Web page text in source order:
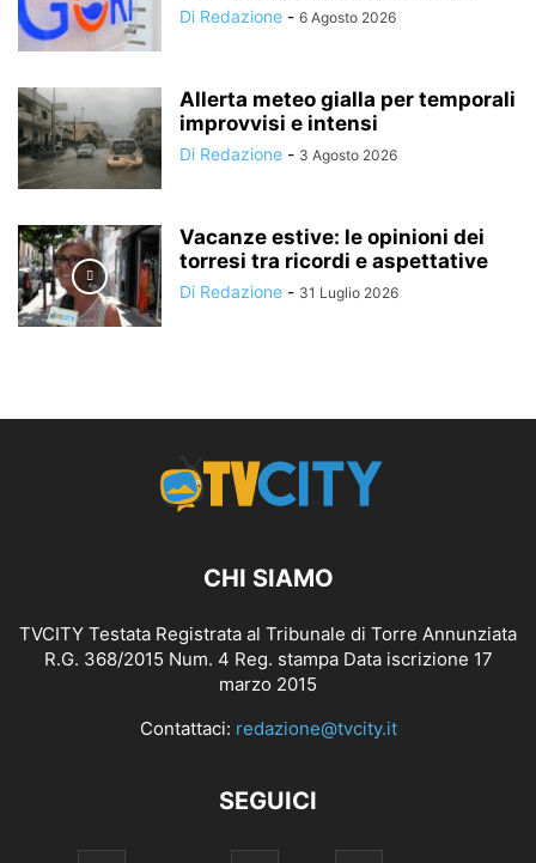
Di Redazione - 6 Agosto 2026
Allerta meteo gialla per temporali
improvvisi e intensi
Di Redazione - 3 Agosto 2026
Vacanze estive: le opinioni dei
torresi tra ricordi e aspettative
Di Redazione - 31 Luglio 2026
CHI SIAMO
TVCITY Testata Registrata al Tribunale di Torre Annunziata
R.G. 368/2015 Num. 4 Reg. stampa Data iscrizione 17
marzo 2015
Contattaci: redazione@tvcity.it
SEGUICI